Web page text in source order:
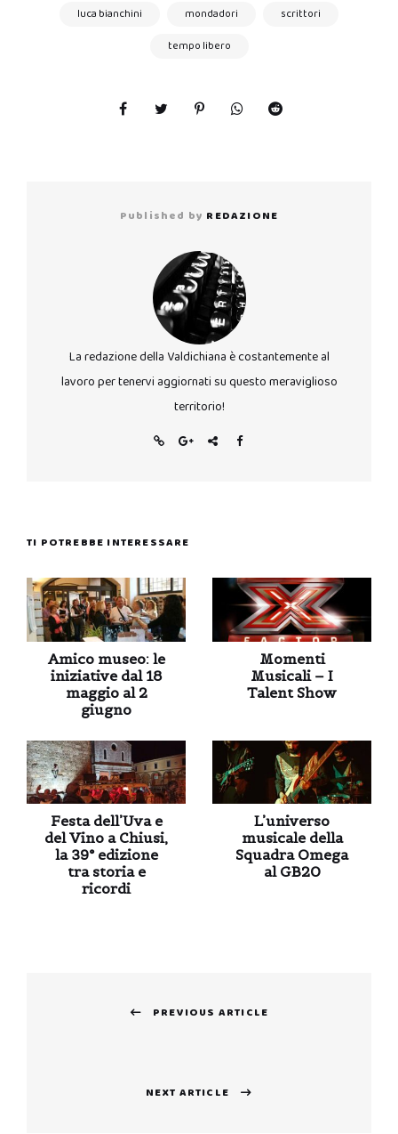
luca bianchini
mondadori
scrittori
tempo libero
Published by REDAZIONE
La redazione della Valdichiana è costantemente al
lavoro per tenervi aggiornati su questo meraviglioso
territorio!
TI POTREBBE INTERESSARE
Amico museo: le
iniziative dal 18
maggio al 2
giugno
Momenti
Musicali – I
Talent Show
Festa dell’Uva e
del Vino a Chiusi,
la 39° edizione
tra storia e
ricordi
L’universo
musicale della
Squadra Omega
al GB20
PREVIOUS ARTICLE
NEXT ARTICLE